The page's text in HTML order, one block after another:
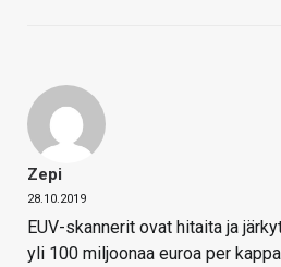
Zepi
28.10.2019
EUV-skannerit ovat hitaita ja
yli 100 miljoonaa euroa per